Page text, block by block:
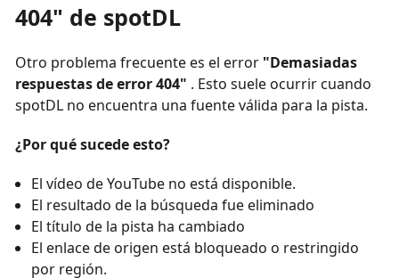
404" de spotDL
Otro problema frecuente es el error "Demasiadas
respuestas de error 404" . Esto suele ocurrir cuando
spotDL no encuentra una fuente válida para la pista.
¿Por qué sucede esto?
El vídeo de YouTube no está disponible.
El resultado de la búsqueda fue eliminado
El título de la pista ha cambiado
El enlace de origen está bloqueado o restringido
por región.